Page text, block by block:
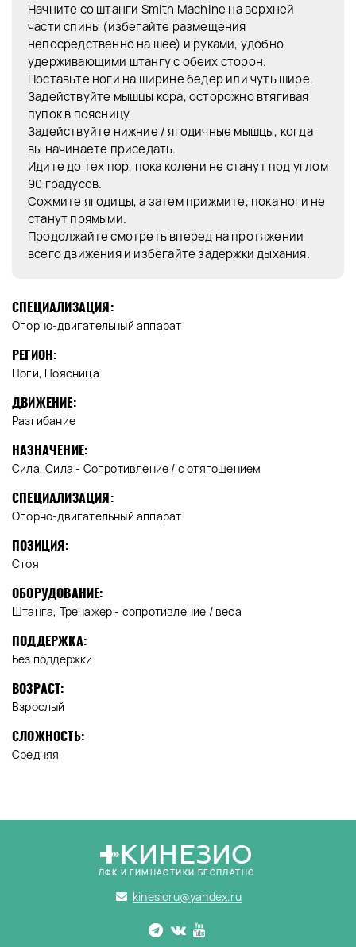
Начните со штанги Smith Machine на верхней
части спины (избегайте размещения
непосредственно на шее) и руками, удобно
удерживающими штангу с обеих сторон.
Поставьте ноги на ширине бедер или чуть шире.
Задействуйте мышцы кора, осторожно втягивая
пупок в поясницу.
Задействуйте нижние / ягодичные мышцы, когда
вы начинаете приседать.
Идите до тех пор, пока колени не станут под углом
90 градусов.
Сожмите ягодицы, а затем прижмите, пока ноги не
станут прямыми.
Продолжайте смотреть вперед на протяжении
всего движения и избегайте задержки дыхания.
СПЕЦИАЛИЗАЦИЯ:
Опорно-двигательный аппарат
РЕГИОН:
Ноги, Поясница
ДВИЖЕНИЕ:
Разгибание
НАЗНАЧЕНИЕ:
Сила, Сила - Сопротивление / с отягощением
СПЕЦИАЛИЗАЦИЯ:
Опорно-двигательный аппарат
ПОЗИЦИЯ:
Стоя
ОБОРУДОВАНИЕ:
Штанга, Тренажер - сопротивление / веса
ПОДДЕРЖКА:
Без поддержки
ВОЗРАСТ:
Взрослый
СЛОЖНОСТЬ:
Средняя
КИНЕЗИО
ЛФК И ГИМНАСТИКИ БЕСПЛАТНО
kinesioru@yandex.ru